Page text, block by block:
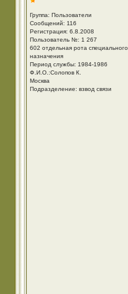
Группа: Пользователи
Сообщений: 116
Регистрация: 6.8.2008
Пользователь №: 1 267
602 отдельная рота специального
назначения
Период службы: 1984-1986
Ф.И.О.:Солопов К.
Москва
Подразделение: взвод связи